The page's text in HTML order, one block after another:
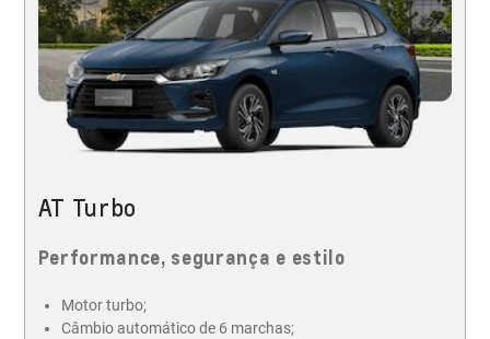
AT Turbo
Performance, segurança e estilo
Motor turbo;
Câmbio automático de 6 marchas;